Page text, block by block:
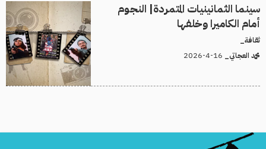
سينما الثمانينيات المتمردة| النجوم
أمام الكاميرا وخلفها
ثقافة_
محمد العجاتي_